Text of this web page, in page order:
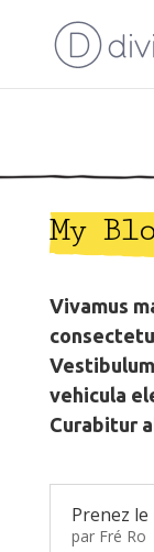
My
Vivamus
vehicula
Curabitur
Prenez
par Fré Ro